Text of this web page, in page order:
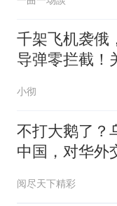
千架飞机袭俄
导弹零拦截！
小彻
不打大鹅了？
中国，对华外
阅尽天下精彩